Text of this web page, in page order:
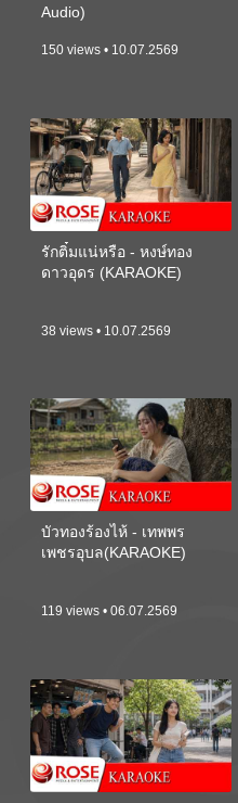
Audio)
150 views • 10.07.2569
รักติ๋มแน่หรือ - หงษ์ทอง
ดาวอุดร (KARAOKE)
38 views • 10.07.2569
บัวทองร้องไห้ - เทพพร
เพชรอุบล(KARAOKE)
119 views • 06.07.2569